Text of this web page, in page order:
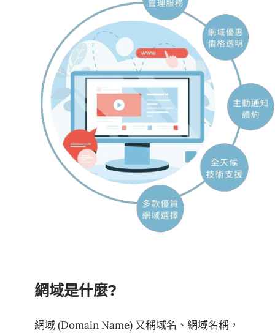
網域是什麼?
網域 (Domain Name) 又稱域名、網域名稱，